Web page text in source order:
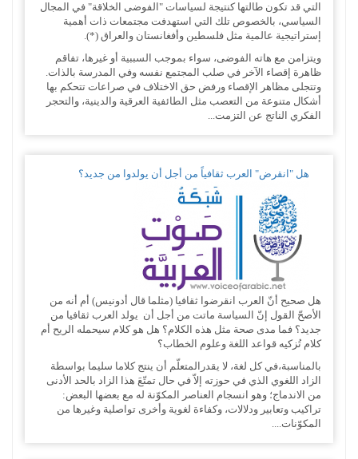
التي قد تكون طالتها كنتيجة لسياسات "الفوضى الخلاقة" في المجال
السياسي، بالخصوص تلك التي استهدفت مجتمعات ذات أهمية
إستراتيجية عالمية مثل فلسطين وأفغانستان والعراق (*).
ويتزامن مع هاته الفوضى، سواء بموجب السببية أو غيرها، تفاقم
ظاهرة إقصاء الآخر في صلب المجتمع نفسه وفي المدرسة بالذات.
وتتجلى مظاهر الإقصاء ورفض حق الاختلاف في صراعات تتحكم بها
أشكال متنوعة من التعصب مثل الطائفية العرقية والدينية، والتحجر
الفكري الناتج عن التزمت...
هل "انقرض" العرب ثقافياً من أجل أن يولدوا من جديد؟
هل صحيح أنّ العرب انقرضوا ثقافيا (مثلما قال أدونيس) أم أنه من
الأصحّ القول إنّ السياسة ماتت من أجل أن يولد العرب ثقافيا من
جديد؟ فما مدى صحة مثل هذه الكلام؟ هل هو كلام سيحمله الريح أم
كلام تُزكيه قواعد اللغة وعلوم الخطاب؟
بالمناسبة،في كل لغة، لا يقدرالمتعلّم أن ينتج كلاما سليما بواسطة
الزاد اللغوي الذي في حوزته إلاّ في حال تمتّعَ هذا الزاد بالحد الأدنى
من الاندماج؛ وهو انسجام العناصر المكوّنة له مع بعضها البعض:
تراكيب وتعابير ودلالات، وكفاءة لغوية وأخرى تواصلية وغيرها من
المكوّنات....